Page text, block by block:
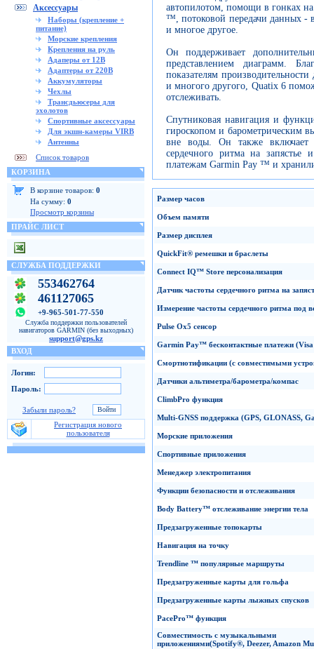
Аксессуары
Наборы (крепление +
питание)
Морские крепления
Крепления на руль
Адаперы от 12В
Адаптеры от 220В
Аккумуляторы
Чехлы
Трансдьюсеры для
эхолотов
Спортивные аксессуары
Для экшн-камеры VIRB
Антенны
Список товаров
КОРЗИНА
В корзине товаров: 0
На сумму: 0
Просмотр корзины
ПРАЙС ЛИСТ
СЛУЖБА ПОДДЕРЖКИ
553462764
461127065
+9-965-501-77-550
Служба поддержки пользователей
навигаторов GARMIN (без выходных)
support@gps.kz
ВХОД
Логин:
Пароль:
Забыли пароль?
Регистрация нового
пользователя
автопилотом, помощи в гонках
™, потоковой передачи данных -
и многое другое.
Он поддерживает
представлением диаграмм.
показателям
и многого другого, Quatix 6
отслеживать.
Спутниковая навигация и
гироскопом и барометрическим
вне воды. Он также включает
сердечного ритма на
платежам Garmin Pay ™ и
Размер часов
Объем памяти
Размер дисплея
QuickFit® ремешки и браслеты
Connect IQ™ Store персонализация
Датчик частоты сердечного ритма на
Измерение частоты сердечного ритма под
Pulse Ox5 сенсор
Garmin Pay™ бесконтактные платежи
Смортнотификации (с совместимыми
Датчики альтиметра/барометра/компас
ClimbPro функция
Multi-GNSS поддержка (GPS, GLONASS,
Морские приложения
Спортивные приложения
Менеджер электропитания
Функции безопасности и отслеживания
Body Battery™ отслеживание энергии тела
Предзагруженные топокарты
Навигация на точку
Trendline ™ популярные маршруты
Предзагруженные карты для гольфа
Предзагруженные карты лыжных спусков
PacePro™ функция
Совместимость с музыкальными
приложениями(Spotify®, Deezer, Amazon